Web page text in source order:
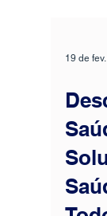
e
Plano
mas